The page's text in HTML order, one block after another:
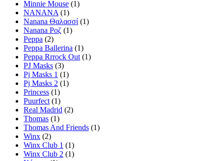
Minnie Mouse (1)
NANANA (1)
Nanana Θαλασσί (1)
Nanana Ροζ (1)
Peppa (2)
Peppa Ballerina (1)
Peppa Rrrock Out (1)
PJ Masks (3)
Pj Masks 1 (1)
Pj Masks 2 (1)
Princess (1)
Puurfect (1)
Real Madrid (2)
Thomas (1)
Thomas And Friends (1)
Winx (2)
Winx Club 1 (1)
Winx Club 2 (1)